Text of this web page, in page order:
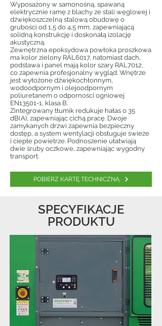
Wyposażony w samonośną, spawaną
elektrycznie ramę z blachy ze stali węglowej i
dźwiękoszczelną stalową obudowę o
grubości od 1,5 do 4,5 mm, zapewniającą
solidną konstrukcję i doskonałą izolację
akustyczną.
Zewnętrzna epoksydowa powłoka proszkowa
ma kolor zielony RAL6017, natomiast dach,
podstawa i panel mają kolor szary RAL7012,
co zapewnia profesjonalny wygląd. Wnętrze
jest wyłożone dźwiękochłonnym,
wodoodpornym i olejoodpornym
poliuretanem o odporności ogniowej
EN13501-1, klasa B.
Zintegrowany tłumik redukuje hałas o 35
dB(A), zapewniając cichą pracę. Dwoje
zamykanych drzwi zapewnia bezpieczny
dostęp, a system wentylacji obsługuje świeże
i ciepłe powietrze. Podnoszenie ułatwiają
dwie śruby oczkowe, zapewniając wygodny
transport.
POBIERZ KARTĘ TECHNICZNĄ
SPECYFIKACJE
PRODUKTU